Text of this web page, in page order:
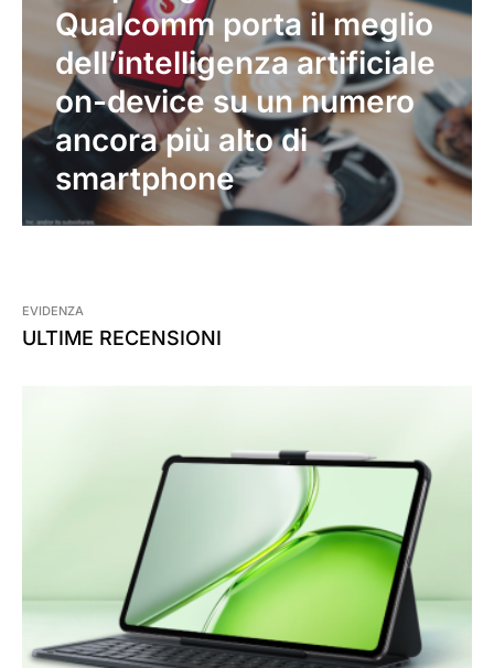
Qualcomm porta il meglio
dell’intelligenza artificiale
on-device su un numero
ancora più alto di
smartphone
EVIDENZA
ULTIME RECENSIONI